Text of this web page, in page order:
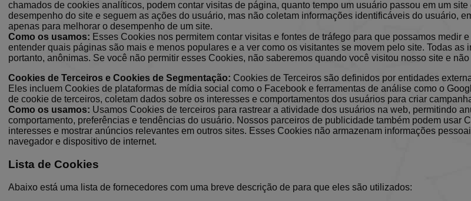
chamados de cookies analíticos, podem contar visitas de página, quanto tempo um usuário passou em um
desempenho do site e seguem as ações do usuário, mas não coletam informações identificáveis ​​do usuário,
apenas para melhorar o desempenho de um site.
Como os usamos: Esses Cookies nos permitem contar visitas e fontes de tráfego para que possamos medir
entender quais páginas são mais e menos populares e a ver como os visitantes se movem pelo site. Todas
portanto, anônimas. Se você não permitir esses Cookies, não saberemos quando você visitou nosso site e
Cookies de Terceiros e Cookies de Segmentação: Cookies de Terceiros são definidos por entidades
Eles incluem Cookies de plataformas de mídia social como o Facebook e ferramentas de análise como o
de cookie de terceiros, coletam dados sobre os interesses e comportamentos dos usuários para criar
Como os usamos: Usamos Cookies de terceiros para rastrear a atividade dos usuários na web, permitindo
comportamento, preferências e tendências do usuário. Nossos parceiros de publicidade também podem usar
interesses e mostrar anúncios relevantes em outros sites. Esses Cookies não armazenam informações
navegador e dispositivo de internet.
Lista de Cookies
Abaixo está uma lista de fornecedores com uma breve descrição de para que eles são utilizados: